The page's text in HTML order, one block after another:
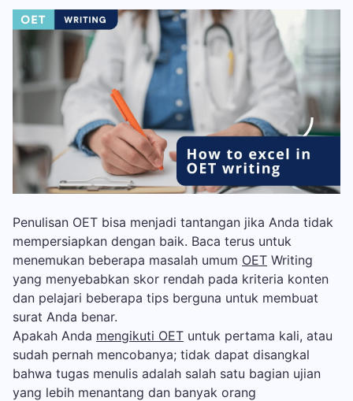
Penulisan OET bisa menjadi tantangan jika Anda tidak
mempersiapkan dengan baik. Baca terus untuk
menemukan beberapa masalah umum OET Writing
yang menyebabkan skor rendah pada kriteria konten
dan pelajari beberapa tips berguna untuk membuat
surat Anda benar.
Apakah Anda mengikuti OET untuk pertama kali, atau
sudah pernah mencobanya; tidak dapat disangkal
bahwa tugas menulis adalah salah satu bagian ujian
yang lebih menantang dan banyak orang